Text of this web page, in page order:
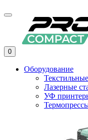
0
Оборудование
Лазерные
УФ